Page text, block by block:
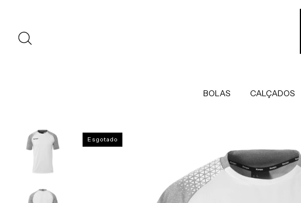
BOLAS CALÇADOS
Esgotado